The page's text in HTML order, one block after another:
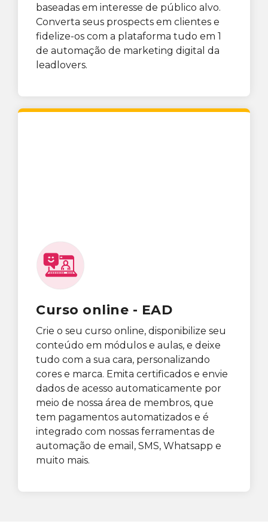
baseadas em interesse de público alvo.
Converta seus prospects em clientes e
fidelize-os com a plataforma tudo em 1
de automação de marketing digital da
leadlovers.
Curso online - EAD
Crie o seu curso online, disponibilize seu
conteúdo em módulos e aulas, e deixe
tudo com a sua cara, personalizando
cores e marca. Emita certificados e envie
dados de acesso automaticamente por
meio de nossa área de membros, que
tem pagamentos automatizados e é
integrado com nossas ferramentas de
automação de email, SMS, Whatsapp e
muito mais.